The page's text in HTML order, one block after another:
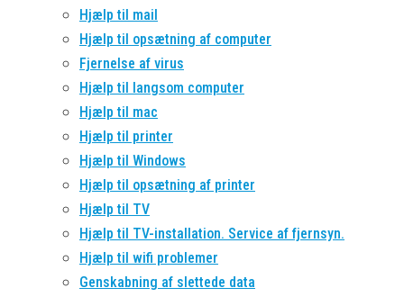
Hjælp til mail
Hjælp til opsætning af computer
Fjernelse af virus
Hjælp til langsom computer
Hjælp til mac
Hjælp til printer
Hjælp til Windows
Hjælp til opsætning af printer
Hjælp til TV
Hjælp til TV-installation. Service af fjernsyn.
Hjælp til wifi problemer
Genskabning af slettede data